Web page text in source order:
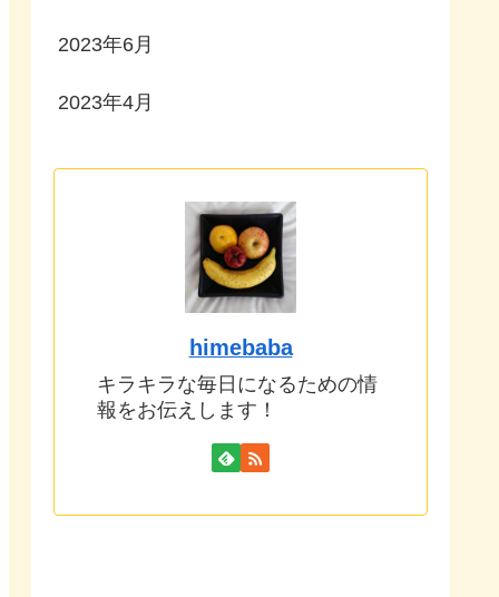
2023年6月
2023年4月
himebaba
キラキラな毎日になるための情
報をお伝えします！